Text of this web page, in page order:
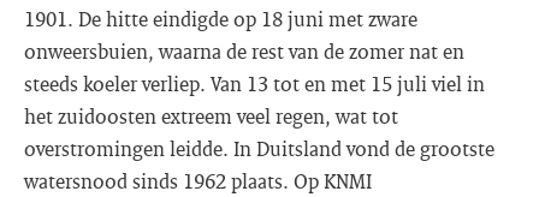
1901. De hitte eindigde op 18 juni met zware
onweersbuien, waarna de rest van de zomer nat en
steeds koeler verliep. Van 13 tot en met 15 juli viel in
het zuidoosten extreem veel regen, wat tot
overstromingen leidde. In Duitsland vond de grootste
watersnood sinds 1962 plaats. Op KNMI